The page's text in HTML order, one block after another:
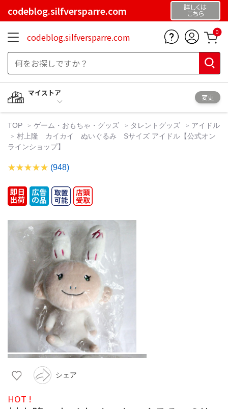
codeblog.silfversparre.com 詳しくは
こちら
codeblog.silfversparre.com 0
マイストア
変更
TOP ゲーム・おもちゃ・グッズ タレントグッズ
アイドル
村上隆 カイカイ ぬいぐるみ Sサイズ アイドル【公式オン
ラインショップ】
(948)
シェア
HOT !